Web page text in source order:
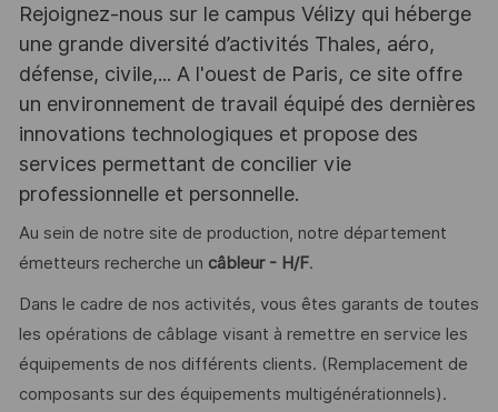
Rejoignez-nous sur le campus Vélizy qui héberge
une grande diversité d’activités Thales, aéro,
défense, civile,... A l'ouest de Paris, ce site offre
un environnement de travail équipé des dernières
innovations technologiques et propose des
services permettant de concilier vie
professionnelle et personnelle.
Au sein de notre site de production, notre département
émetteurs recherche un câbleur - H/F.
Dans le cadre de nos activités, vous êtes garants de toutes
les opérations de câblage visant à remettre en service les
équipements de nos différents clients. (Remplacement de
composants sur des équipements multigénérationnels).